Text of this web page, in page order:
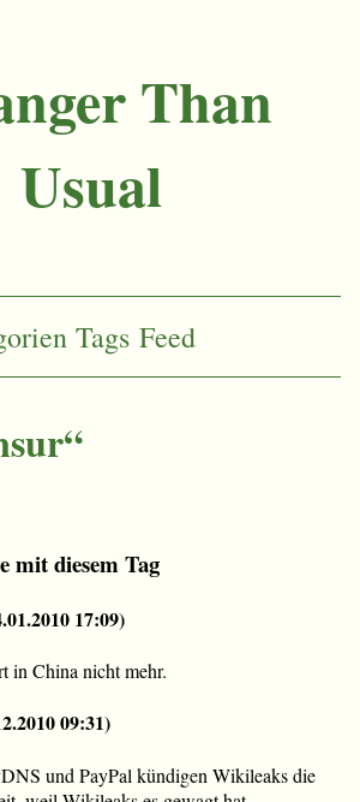
Than
Usual
Tags Feed
mit diesem Tag
17:09)
in China nicht mehr.
09:31)
und PayPal kündigen Wikileaks die